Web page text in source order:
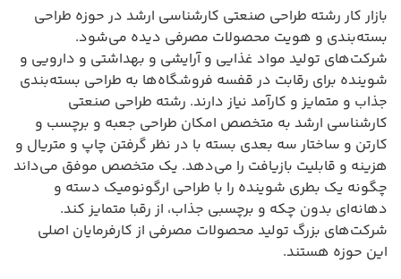
بازار کار رشته طراحی صنعتی کارشناسی ارشد در حوزه طراحی
بسته‌بندی و هویت محصولات مصرفی دیده می‌شود.
شرکت‌های تولید مواد غذایی و آرایشی و بهداشتی و دارویی و
شوینده برای رقابت در قفسه فروشگاه‌ها به طراحی بسته‌بندی
جذاب و متمایز و کارآمد نیاز دارند. رشته طراحی صنعتی
کارشناسی ارشد به متخصص امکان طراحی جعبه و برچسب و
کارتن و ساختار سه بعدی بسته با در نظر گرفتن چاپ و متریال و
هزینه و قابلیت بازیافت را می‌دهد. یک متخصص موفق می‌داند
چگونه یک بطری شوینده را با طراحی ارگونومیک دسته و
دهانه‌ای بدون چکه و برچسبی جذاب، از رقبا متمایز کند.
شرکت‌های بزرگ تولید محصولات مصرفی از کارفرمایان اصلی
این حوزه هستند.